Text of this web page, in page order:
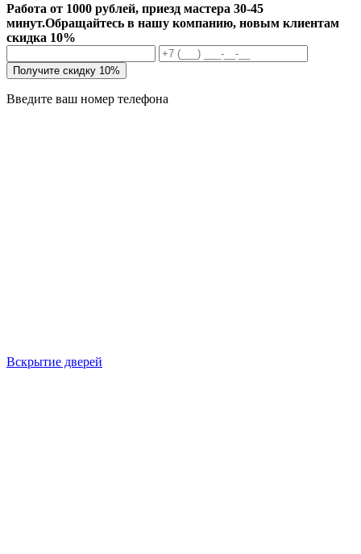
Работа от 1000 рублей, приезд мастера 30-45
минут.Обращайтесь в нашу компанию, новым клиентам
скидка 10%
Получите скидку 10%
Введите ваш номер телефона
Вскрытие дверей